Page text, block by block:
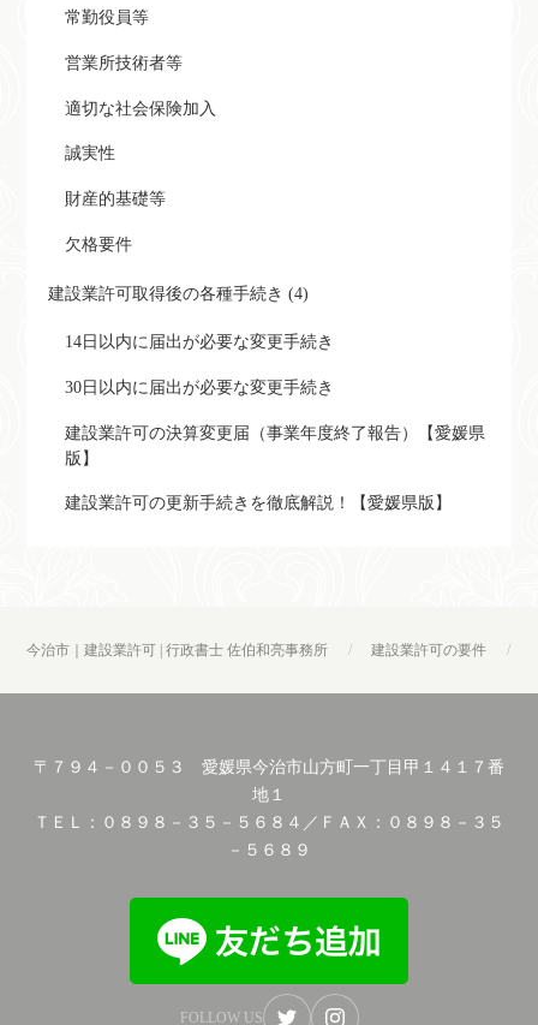
常勤役員等
営業所技術者等
適切な社会保険加入
誠実性
財産的基礎等
欠格要件
建設業許可取得後の各種手続き (4)
14日以内に届出が必要な変更手続き
30日以内に届出が必要な変更手続き
建設業許可の決算変更届（事業年度終了報告）【愛媛県
版】
建設業許可の更新手続きを徹底解説！【愛媛県版】
今治市｜建設業許可 | 行政書士 佐伯和亮事務所 建設業許可の要件
〒７９４－００５３ 愛媛県今治市山方町一丁目甲１４１７番
地１
ＴＥＬ：０８９８－３５－５６８４／ＦＡＸ：０８９８－３５
－５６８９
FOLLOW US